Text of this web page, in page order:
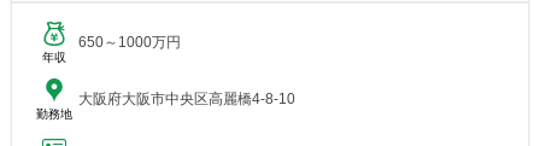
年収
650～1000万円
勤務地
大阪府大阪市中央区高麗橋4-8-10